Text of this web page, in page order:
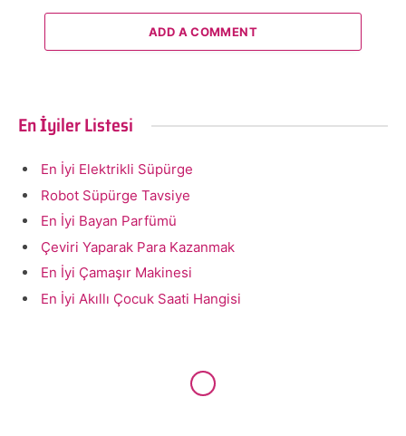
ADD A COMMENT
En İyiler Listesi
En İyi Elektrikli Süpürge
Robot Süpürge Tavsiye
En İyi Bayan Parfümü
Çeviri Yaparak Para Kazanmak
En İyi Çamaşır Makinesi
En İyi Akıllı Çocuk Saati Hangisi